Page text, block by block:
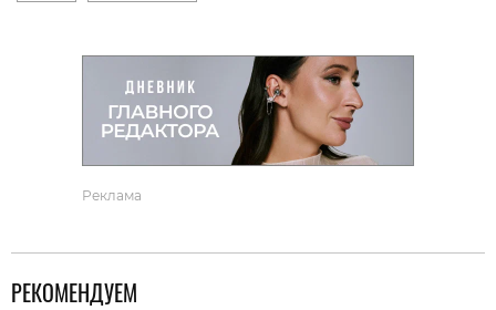
Реклама
РЕКОМЕНДУЕМ